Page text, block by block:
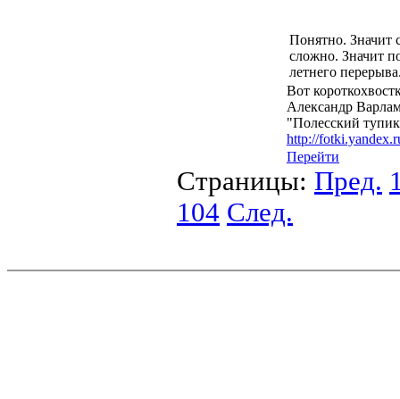
Понятно. Значит
сложно. Значит
летнего
Вот
Александр
"Полесский
http://
Перейти
Страницы: Пред.
104 След.